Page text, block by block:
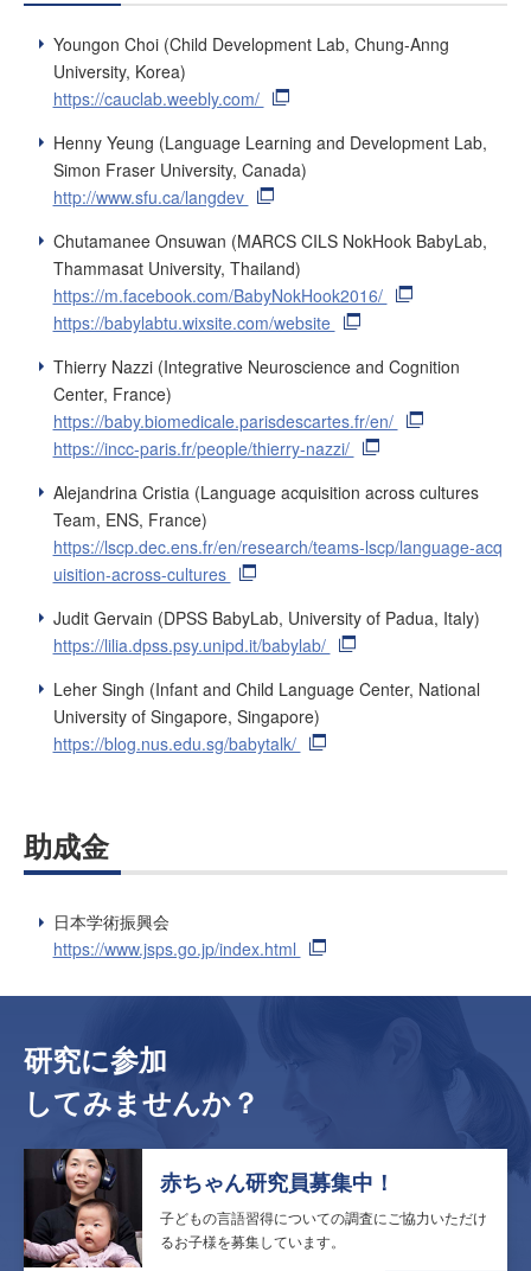
Youngon Choi (Child Development Lab, Chung-Anng
University, Korea)
https://cauclab.weebly.com/
Henny Yeung (Language Learning and Development Lab,
Simon Fraser University, Canada)
http://www.sfu.ca/langdev
Chutamanee Onsuwan (MARCS CILS NokHook BabyLab,
Thammasat University, Thailand)
https://m.facebook.com/BabyNokHook2016/
https://babylabtu.wixsite.com/website
Thierry Nazzi (Integrative Neuroscience and Cognition
Center, France)
https://baby.biomedicale.parisdescartes.fr/en/
https://incc-paris.fr/people/thierry-nazzi/
Alejandrina Cristia (Language acquisition across cultures
Team, ENS, France)
https://lscp.dec.ens.fr/en/research/teams-lscp/language-acq
uisition-across-cultures
Judit Gervain (DPSS BabyLab, University of Padua, Italy)
https://lilia.dpss.psy.unipd.it/babylab/
Leher Singh (Infant and Child Language Center, National
University of Singapore, Singapore)
https://blog.nus.edu.sg/babytalk/
助成金
日本学術振興会
https://www.jsps.go.jp/index.html
研究に参加
してみませんか？
赤ちゃん研究員募集中！
子どもの言語習得についての調査にご協力いただけ
るお子様を募集しています。